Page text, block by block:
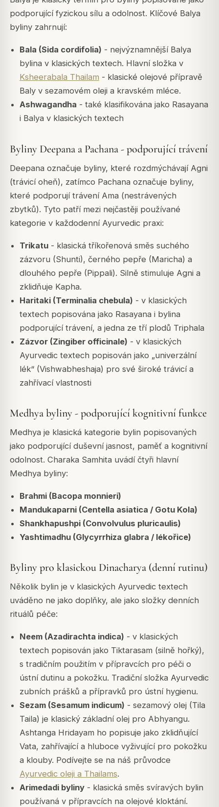
podporující fyzickou sílu a odolnost. Klíčové Balya
byliny zahrnují:
Bala (Sida cordifolia) - nejvýznamnější Balya
bylina v klasických textech. Hlavní složka v
Ksheerabala Thailam - klasické olejové přípravě
Baly v sezamovém oleji a kravském mléce.
Ashwagandha - také klasifikována jako Rasayana
i Balya v klasických textech
Byliny Deepana a Pachana - podporující trávení
Deepana označuje byliny, které rozdmýchávají Agni
(trávicí oheň), zatímco Pachana označuje byliny,
které podporují trávení Ama (nestrávených
zbytků). Tyto patří mezi nejčastěji používané
kategorie v každodenní Ayurvedic praxi:
Trikatu- klasická tříkořenová směs suchého
zázvoru (Shunti), černého pepře (Maricha) a
dlouhého pepře (Pippali). Silně stimuluje Agni a
zklidňuje Kapha.
Haritaki (Terminalia chebula) - v klasických
textech popisována jako Rasayana i bylina
podporující trávení, a jedna ze tří plodů Triphala
Zázvor (Zingiber officinale) - v klasických
Ayurvedic textech popisován jako „univerzální
lék“ (Vishwabheshaja) pro své široké trávicí a
zahřívací vlastnosti
Medhya byliny - podporující kognitivní funkce
Medhya je klasická kategorie bylin popisovaných
jako podporující duševní jasnost, paměť a kognitivní
odolnost. Charaka Samhita uvádí čtyři hlavní
Medhya byliny:
Brahmi (Bacopa monnieri)
Mandukaparni (Centella asiatica / Gotu Kola)
Shankhapushpi (Convolvulus pluricaulis)
Yashtimadhu (Glycyrrhiza glabra / lékořice)
Byliny pro klasickou Dinacharya (denní rutinu)
Několik bylin je v klasických Ayurvedic textech
uváděno ne jako doplňky, ale jako složky denních
rituálů péče:
Neem (Azadirachta indica) - v klasických
textech popisován jako Tiktarasam (silně hořký),
s tradičním použitím v přípravcích pro péči o
ústní dutinu a pokožku. Tradiční složka Ayurvedic
zubních prášků a přípravků pro ústní hygienu.
Sezam (Sesamum indicum) - sezamový olej (Tila
Taila) je klasický základní olej pro Abhyangu.
Ashtanga Hridayam ho popisuje jako zklidňující
Vata, zahřívající a hluboce vyživující pro pokožku
a klouby. Podívejte se na náš průvodce
Ayurvedic oleji a Thailams.
Arimedadi byliny- klasická směs svíravých bylin
používaná v přípravcích na olejové kloktání.